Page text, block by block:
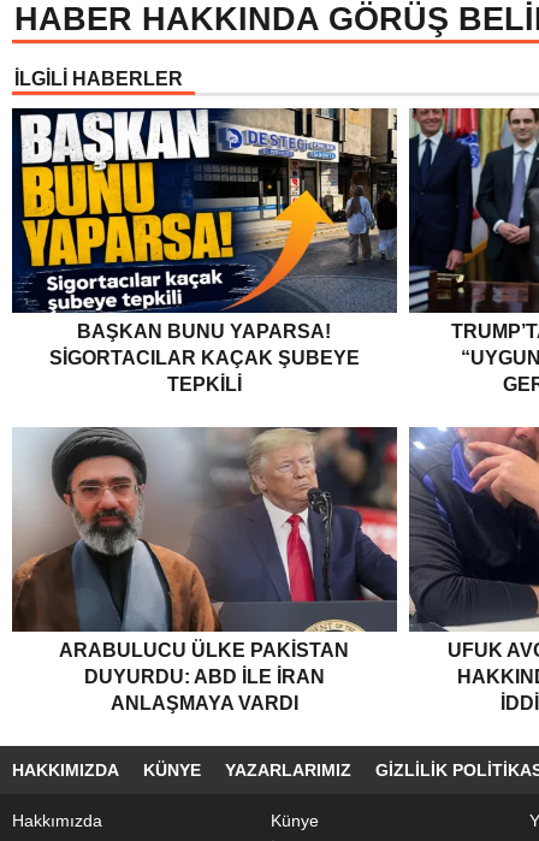
HABER HAKKINDA GÖRÜŞ
İLGİLİ HABERLER
BAŞKAN BUNU YAPARSA!
SIGORTACILAR KAÇAK ŞUBEYE
TEPKILI
ARABULUCU ÜLKE PAKISTAN
DUYURDU: ABD ILE İRAN
ANLAŞMAYA VARDI
UFUK
HAKKIMIZDA KÜNYE YAZARLARIMIZ GIZLILIK
Hakkımızda Künye